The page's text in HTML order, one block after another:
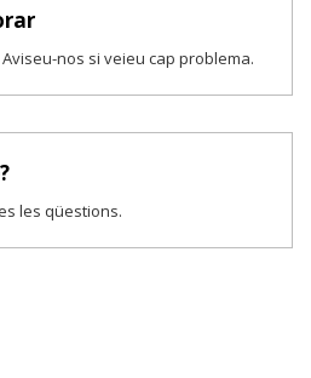
nos si veieu cap problema.
les qüestions.